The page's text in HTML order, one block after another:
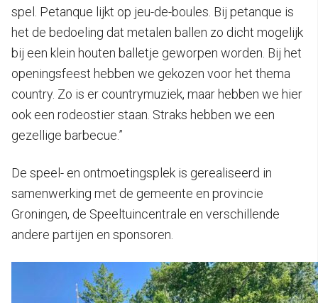
spel. Petanque lijkt op jeu-de-boules. Bij petanque is
het de bedoeling dat metalen ballen zo dicht mogelijk
bij een klein houten balletje geworpen worden. Bij het
openingsfeest hebben we gekozen voor het thema
country. Zo is er countrymuziek, maar hebben we hier
ook een rodeostier staan. Straks hebben we een
gezellige barbecue.”
De speel- en ontmoetingsplek is gerealiseerd in
samenwerking met de gemeente en provincie
Groningen, de Speeltuincentrale en verschillende
andere partijen en sponsoren.